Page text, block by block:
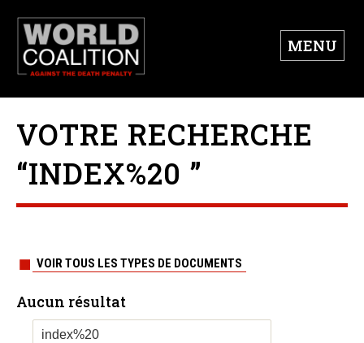
MENU
VOTRE RECHERCHE
“INDEX%20 ”
VOIR TOUS LES TYPES DE DOCUMENTS
Aucun résultat